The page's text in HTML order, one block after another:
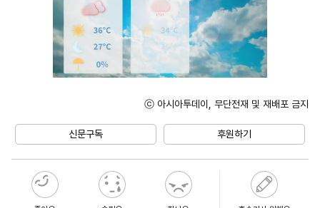
ⓒ 아시아투데이, 무단전재 및 재배포 금지
신문구독 후원하기